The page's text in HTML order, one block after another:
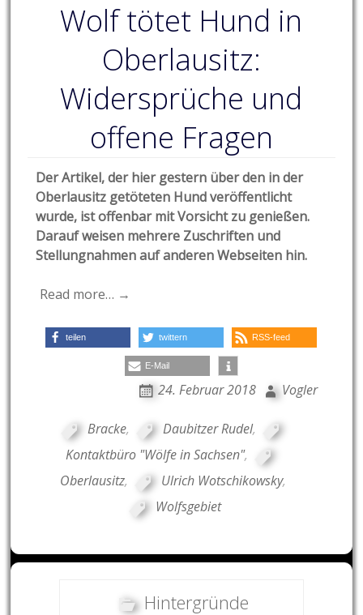
Wolf tötet Hund in
Oberlausitz:
Widersprüche und
offene Fragen
Der Artikel, der hier gestern über den in der
Oberlausitz getöteten Hund veröffentlicht
wurde, ist offenbar mit Vorsicht zu genießen.
Darauf weisen mehrere Zuschriften und
Stellungnahmen auf anderen Webseiten hin.
Read more… →
teilen twittern RSS-feed
E-Mail
24. Februar 2018 Vogler
Bracke, Daubitzer Rudel,
Kontaktbüro "Wölfe in Sachsen",
Oberlausitz, Ulrich Wotschikowsky,
Wolfsgebiet
Hintergründe